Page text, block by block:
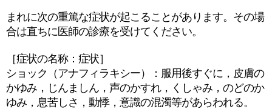
まれに次の重篤な症状が起こることがあります。その場
合は直ちに医師の診療を受けてください。
［症状の名称：症状］
ショック（アナフィラキシー）：服用後すぐに，皮膚の
かゆみ，じんましん，声のかすれ，くしゃみ，のどのか
ゆみ，息苦しさ，動悸，意識の混濁等があらわれる。